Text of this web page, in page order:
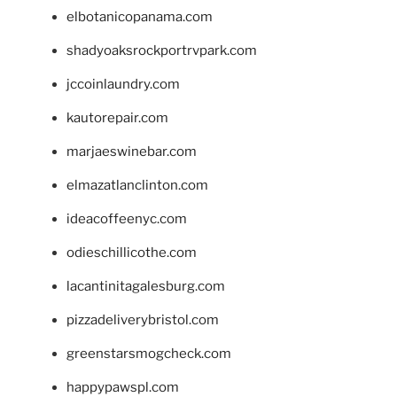
elbotanicopanama.com
shadyoaksrockportrvpark.com
jccoinlaundry.com
kautorepair.com
marjaeswinebar.com
elmazatlanclinton.com
ideacoffeenyc.com
odieschillicothe.com
lacantinitagalesburg.com
pizzadeliverybristol.com
greenstarsmogcheck.com
happypawspl.com